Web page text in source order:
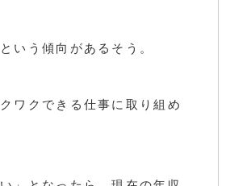
いう傾向があるそう。
ワクできる仕事に取り組め